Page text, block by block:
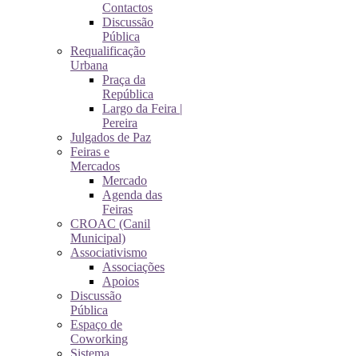
Contactos
Discussão
Pública
Requalificação
Urbana
Praça da
República
Largo da Feira |
Pereira
Julgados de Paz
Feiras e
Mercados
Mercado
Agenda das
Feiras
CROAC (Canil
Municipal)
Associativismo
Associações
Apoios
Discussão
Pública
Espaço de
Coworking
Sistema